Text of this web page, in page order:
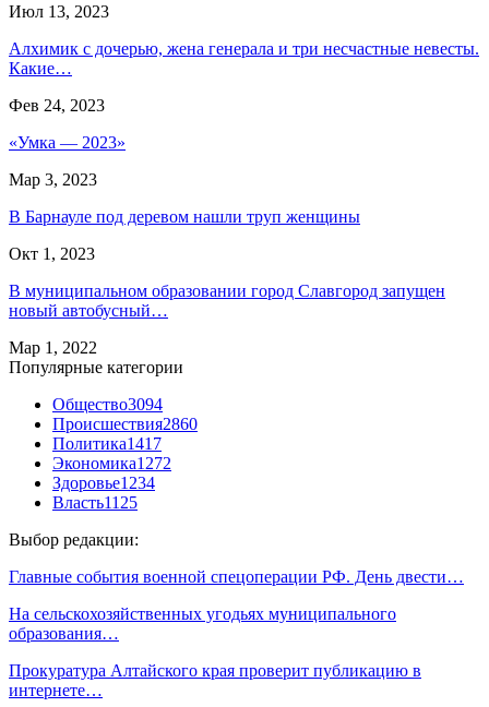
Июл 13, 2023
Алхимик с дочерью, жена генерала и три несчастные невесты.
Какие…
Фев 24, 2023
«Умка — 2023»
Мар 3, 2023
В Барнауле под деревом нашли труп женщины
Окт 1, 2023
В муниципальном образовании город Славгород запущен
новый автобусный…
Мар 1, 2022
Популярные категории
Общество3094
Происшествия2860
Политика1417
Экономика1272
Здоровье1234
Власть1125
Выбор редакции:
Главные события военной спецоперации РФ. День двести…
На сельскохозяйственных угодьях муниципального
образования…
Прокуратура Алтайского края проверит публикацию в
интернете…